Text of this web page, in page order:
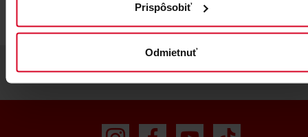
Prispôsobiť
Odmietnuť